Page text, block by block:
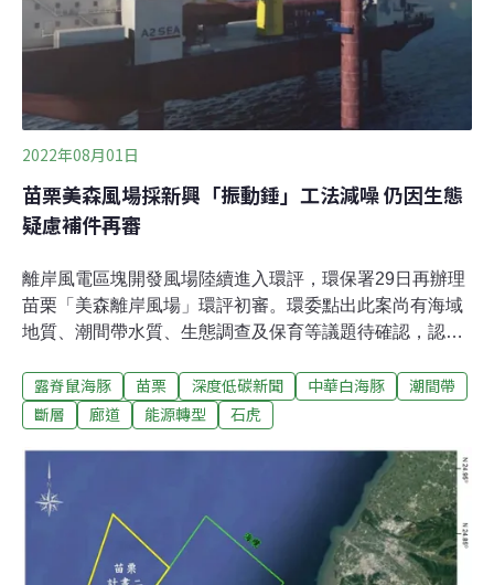
共同廊道或台中港區上岸。台中上岸點南側不遠處就是大
肚溪，為台中市、彰化縣共同管
2022年08月01日
苗栗美森風場採新興「振動錘」工法減噪 仍因生態
疑慮補件再審
離岸風電區塊開發風場陸續進入環評，環保署29日再辦理
苗栗「美森離岸風場」環評初審。環委點出此案尚有海域
地質、潮間帶水質、生態調查及保育等議題待確認，認定
錘」（Vibro-hammer）安裝工法，聲稱所產生的水下噪
音，比起一般衝擊式打樁還低10~20分貝。不過由於國際
用負壓式沉箱基礎。風場面積兩年縮減至1% 環說書規劃
不確定性高美森離岸風場由德國英華威集團旗下的德能公
司規劃開發，選址苗栗縣後龍鎮外海。該風場在2020年規
劃時，總面積達643平方公里；2021年7月，因排除風場左
側航道，面積縮減至60平方公里；今年5月則在主管機關
露脊鼠海豚 苗栗 深度低碳新聞 中華白海豚
潮間帶
斷層
廊道 能源轉型 石虎